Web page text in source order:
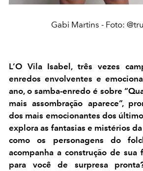
Gabi Martins - Foto:
L’O Vila Isabel, três vezes
enredos envolventes e
ano, o samba-enredo é sobre
mais assombração aparece”,
dos mais emocionantes dos
explora as fantasias e mistérios
como os personagens do
acompanha a construção de sua
para você de surpresa